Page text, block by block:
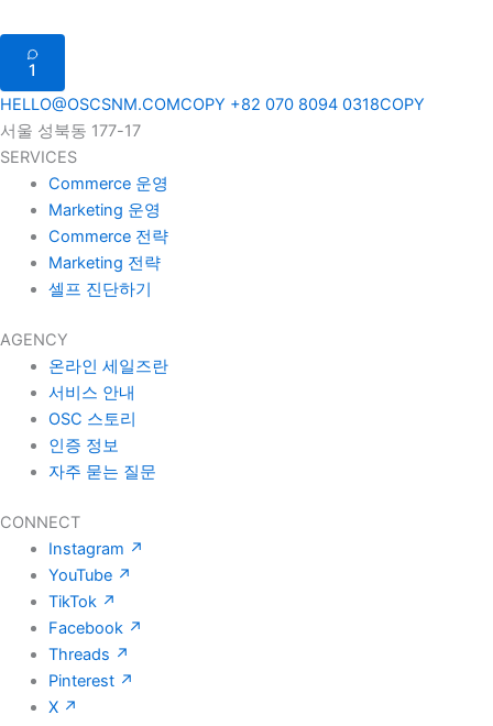
1
HELLO@OSCSNM.COMCOPY +82 070 8094 0318COPY
서울 성북동 177-17
SERVICES
Commerce 운영
Marketing 운영
Commerce 전략
Marketing 전략
셀프 진단하기
AGENCY
온라인 세일즈란
서비스 안내
OSC 스토리
인증 정보
자주 묻는 질문
CONNECT
Instagram ↗
YouTube ↗
TikTok ↗
Facebook ↗
Threads ↗
Pinterest ↗
X ↗